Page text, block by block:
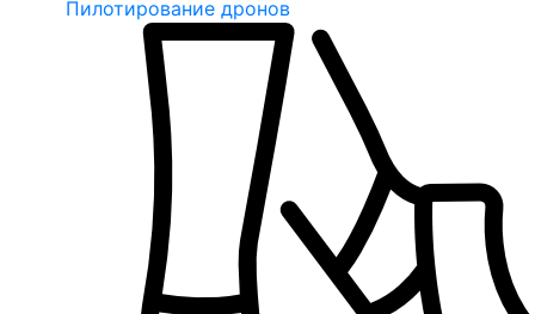
Пилотирование дронов